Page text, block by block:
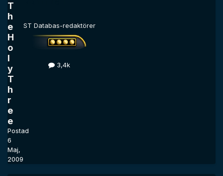
T
h
e
H
o
l
y
T
h
r
e
e
Postad
6
Maj,
2009
ST Databas-redaktörer
3,4k